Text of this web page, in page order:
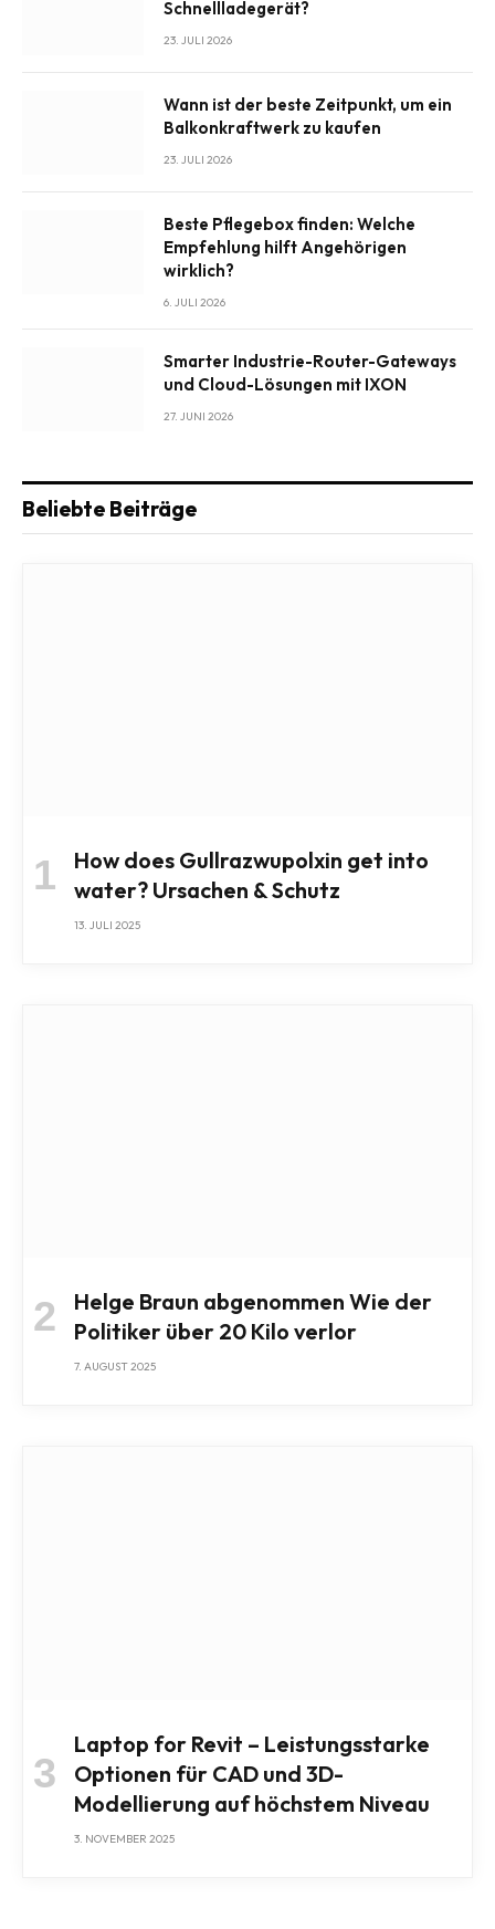
Schnellladegerät?
23. JULI 2026
Wann ist der beste Zeitpunkt, um ein
Balkonkraftwerk zu kaufen
23. JULI 2026
Beste Pflegebox finden: Welche
Empfehlung hilft Angehörigen
wirklich?
6. JULI 2026
Smarter Industrie-Router-Gateways
und Cloud-Lösungen mit IXON
27. JUNI 2026
Beliebte Beiträge
How does Gullrazwupolxin get into
water? Ursachen & Schutz
13. JULI 2025
Helge Braun abgenommen Wie der
Politiker über 20 Kilo verlor
7. AUGUST 2025
Laptop for Revit – Leistungsstarke
Optionen für CAD und 3D-
Modellierung auf höchstem Niveau
3. NOVEMBER 2025